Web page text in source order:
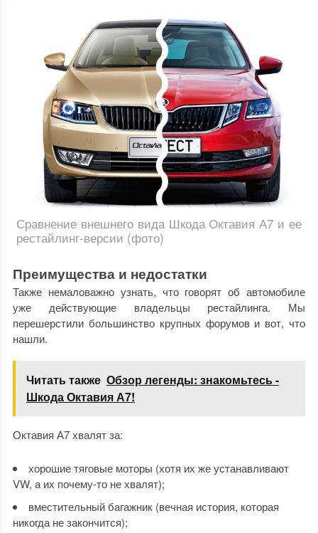
Сравнение внешнего вида Шкода Октавия А7 и ее
рестайлинг-версии (фото)
Преимущества и недостатки
Также немаловажно узнать, что говорят об автомобиле
уже действующие владельцы рестайлинга. Мы
перешерстили большинство крупных форумов и вот, что
нашли.
Читать также Обзор легенды: знакомьтесь -
Шкода Октавия А7!
Октавия А7 хвалят за:
хорошие тяговые моторы (хотя их же устанавливают
VW, а их почему-то не хвалят);
вместительный багажник (вечная история, которая
никогда не закончится);